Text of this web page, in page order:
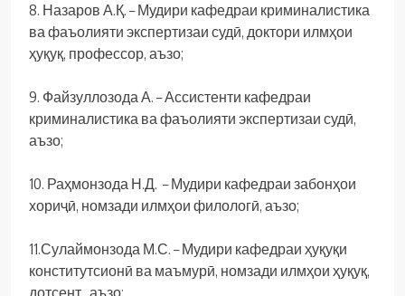
8. Назаров А.Қ. – Мудири кафедраи криминалистика
ва фаъолияти экспертизаи судӣ, доктори илмҳои
ҳуқуқ, профессор, аъзо;
9. Файзуллозода А. – Ассистенти кафедраи
криминалистика ва фаъолияти экспертизаи судӣ,
аъзо;
10. Раҳмонзода Н.Д. – Мудири кафедраи забонҳои
хориҷӣ, номзади илмҳои филологӣ, аъзо;
11.Сулаймонзода М.С. – Мудири кафедраи ҳуқуқи
конститутсионӣ ва маъмурӣ, номзади илмҳои ҳуқуқ,